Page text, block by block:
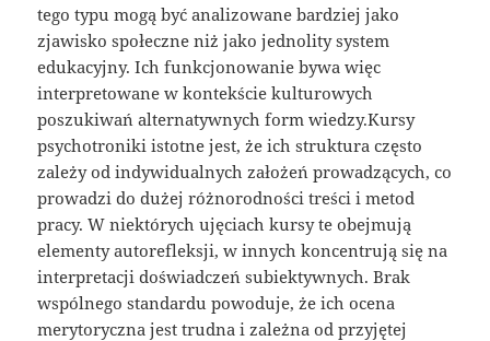
tego typu mogą być analizowane bardziej jako
zjawisko społeczne niż jako jednolity system
edukacyjny. Ich funkcjonowanie bywa więc
interpretowane w kontekście kulturowych
poszukiwań alternatywnych form wiedzy.Kursy
psychotroniki istotne jest, że ich struktura często
zależy od indywidualnych założeń prowadzących, co
prowadzi do dużej różnorodności treści i metod
pracy. W niektórych ujęciach kursy te obejmują
elementy autorefleksji, w innych koncentrują się na
interpretacji doświadczeń subiektywnych. Brak
wspólnego standardu powoduje, że ich ocena
merytoryczna jest trudna i zależna od przyjętej